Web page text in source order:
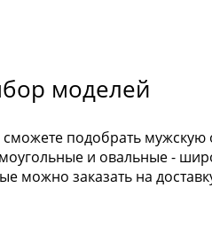
моделей
сможете подобрать
и овальные -
можно заказать на